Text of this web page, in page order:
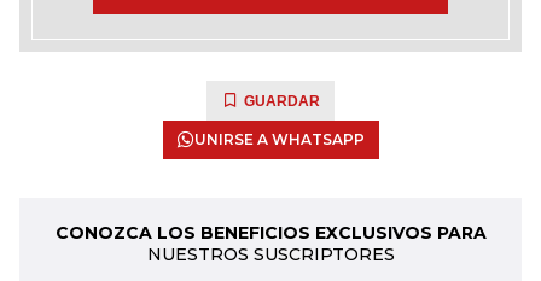
GUARDAR
UNIRSE A WHATSAPP
CONOZCA LOS BENEFICIOS EXCLUSIVOS PARA
NUESTROS SUSCRIPTORES